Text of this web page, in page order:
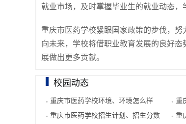
就业市场，及时掌握毕业生的就业动态，
重庆市医药学校紧跟国家政策的步伐，
向未来，学校将借职业教育发展的良好
展做出更多贡献。
校园动态
● 重庆市医药学校环境、环境怎么样 ● 重
● 重庆市医药学校招生计划、招生分数 ● 重